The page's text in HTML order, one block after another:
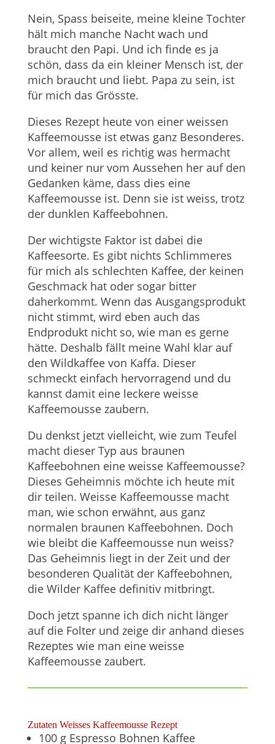
Nein, Spass beiseite, meine kleine Tochter
hält mich manche Nacht wach und
braucht den Papi. Und ich finde es ja
schön, dass da ein kleiner Mensch ist, der
mich braucht und liebt. Papa zu sein, ist
für mich das Grösste.
Dieses Rezept heute von einer weissen
Kaffeemousse ist etwas ganz Besonderes.
Vor allem, weil es richtig was hermacht
und keiner nur vom Aussehen her auf den
Gedanken käme, dass dies eine
Kaffeemousse ist. Denn sie ist weiss, trotz
der dunklen Kaffeebohnen.
Der wichtigste Faktor ist dabei die
Kaffeesorte. Es gibt nichts Schlimmeres
für mich als schlechten Kaffee, der keinen
Geschmack hat oder sogar bitter
daherkommt. Wenn das Ausgangsprodukt
nicht stimmt, wird eben auch das
Endprodukt nicht so, wie man es gerne
hätte. Deshalb fällt meine Wahl klar auf
den Wildkaffee von Kaffa. Dieser
schmeckt einfach hervorragend und du
kannst damit eine leckere weisse
Kaffeemousse zaubern.
Du denkst jetzt vielleicht, wie zum Teufel
macht dieser Typ aus braunen
Kaffeebohnen eine weisse Kaffeemousse?
Dieses Geheimnis möchte ich heute mit
dir teilen. Weisse Kaffeemousse macht
man, wie schon erwähnt, aus ganz
normalen braunen Kaffeebohnen. Doch
wie bleibt die Kaffeemousse nun weiss?
Das Geheimnis liegt in der Zeit und der
besonderen Qualität der Kaffeebohnen,
die Wilder Kaffee definitiv mitbringt.
Doch jetzt spanne ich dich nicht länger
auf die Folter und zeige dir anhand dieses
Rezeptes wie man eine weisse
Kaffeemousse zaubert.
Zutaten Weisses Kaffeemousse Rezept
100 g Espresso Bohnen Kaffee